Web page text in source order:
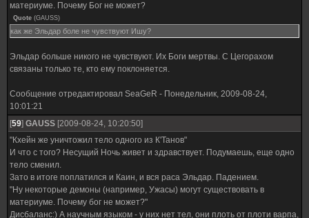
материуме. Почему Бог не может?
Quote (GAUSS)
как же Эльдар боле не чувствуют Ишу?
Эльдар больше никого не чувствуют. Их Боги мертвы. С Цегорахом
связаны только те, кто ему поклоняется.
Сообщение отредактировал SeaGeR - Понедельник, 2009-08-24,
10:01:21
[59] GAUSS [2009-08-24, 10:20:50]
"Кхейн же уничтожил тело одного из К'Танов"
И что с того? Несущий Ночь живет и здравствует. Подумаешь, еще одно
тело сменил.
Зато в итоге поплатился и Каин, и вся раса Эльдар. Падением.
"Ну некоторые демоны (например, Ужасы) могут существовать в
материуме. Почему бог не может?"
Дисбаланс:) А научным языком - у них нет тел, они плоть от плоти варпа,